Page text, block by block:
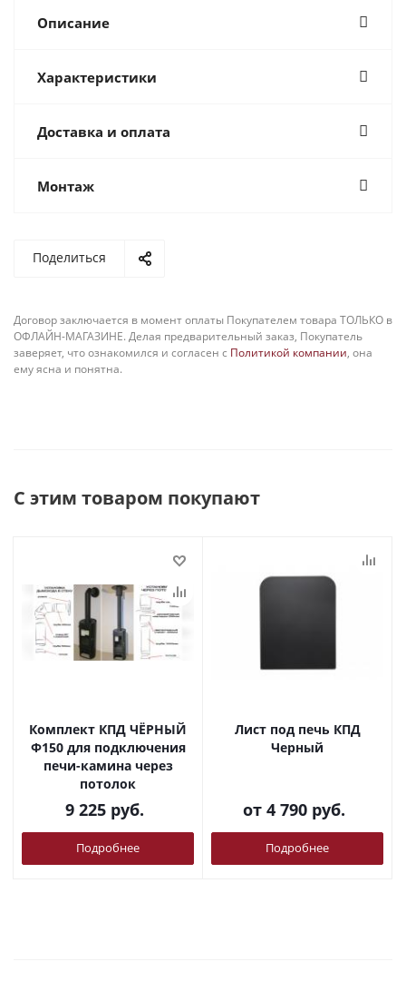
Описание
Характеристики
Доставка и оплата
Монтаж
Поделиться
Договор заключается в момент оплаты Покупателем товара ТОЛЬКО в
ОФЛАЙН-МАГАЗИНЕ. Делая предварительный заказ, Покупатель
заверяет, что ознакомился и согласен с Политикой компании, она
ему ясна и понятна.
С этим товаром покупают
Комплект КПД ЧЁРНЫЙ
Ф150 для подключения
печи-камина через
потолок
9 225 руб.
Подробнее
Лист под печь КПД
Черный
от 4 790 руб.
Подробнее